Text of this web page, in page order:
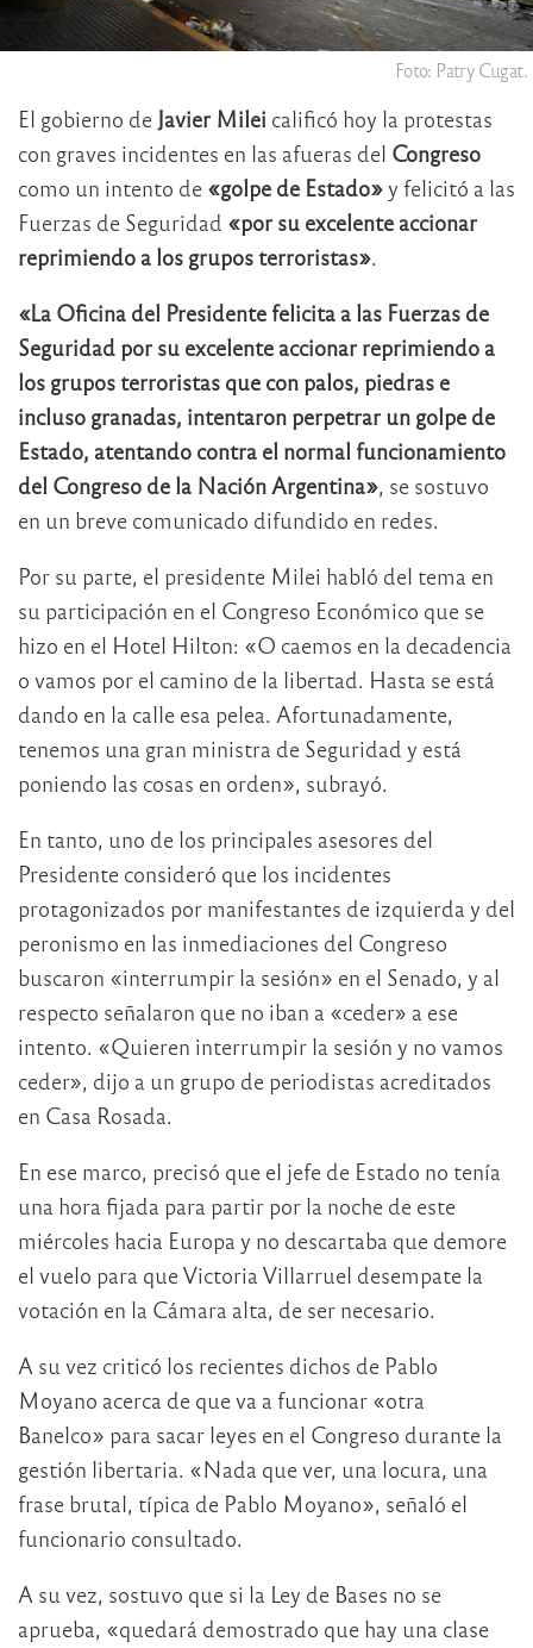
Foto: Patry Cugat.
El gobierno de Javier Milei calificó hoy la protestas
con graves incidentes en las afueras del Congreso
como un intento de «golpe de Estado»y felicitó a las
Fuerzas de Seguridad «por su excelente accionar
reprimiendo a los grupos terroristas».
«La Oficina del Presidente felicita a las Fuerzas de
Seguridad por su excelente accionar reprimiendo a
los grupos terroristas que con palos, piedras e
incluso granadas, intentaron perpetrar un golpe de
Estado, atentando contra el normal funcionamiento
del Congreso de la Nación Argentina», se sostuvo
en un breve comunicado difundido en redes.
Por su parte, el presidente Milei habló del tema en
su participación en el Congreso Económico que se
hizo en el Hotel Hilton: «O caemos en la decadencia
o vamos por el camino de la libertad. Hasta se está
dando en la calle esa pelea. Afortunadamente,
tenemos una gran ministra de Seguridad y está
poniendo las cosas en orden», subrayó.
En tanto, uno de los principales asesores del
Presidente consideró que los incidentes
protagonizados por manifestantes de izquierda y del
peronismo en las inmediaciones del Congreso
buscaron «interrumpir la sesión» en el Senado, y al
respecto señalaron que no iban a «ceder» a ese
intento. «Quieren interrumpir la sesión y no vamos
ceder», dijo a un grupo de periodistas acreditados
en Casa Rosada.
En ese marco, precisó que el jefe de Estado no tenía
una hora fijada para partir por la noche de este
miércoles hacia Europa y no descartaba que demore
el vuelo para que Victoria Villarruel desempate la
votación en la Cámara alta, de ser necesario.
A su vez criticó los recientes dichos de Pablo
Moyano acerca de que va a funcionar «otra
Banelco» para sacar leyes en el Congreso durante la
gestión libertaria. «Nada que ver, una locura, una
frase brutal, típica de Pablo Moyano», señaló el
funcionario consultado.
A su vez, sostuvo que si la Ley de Bases no se
aprueba, «quedará demostrado que hay una clase